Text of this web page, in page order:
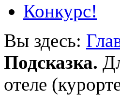
Конкурс!
Вы здесь:
Подсказка.
отеле